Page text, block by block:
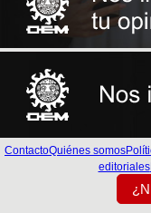
ContactoQuiénes somos
editoriales